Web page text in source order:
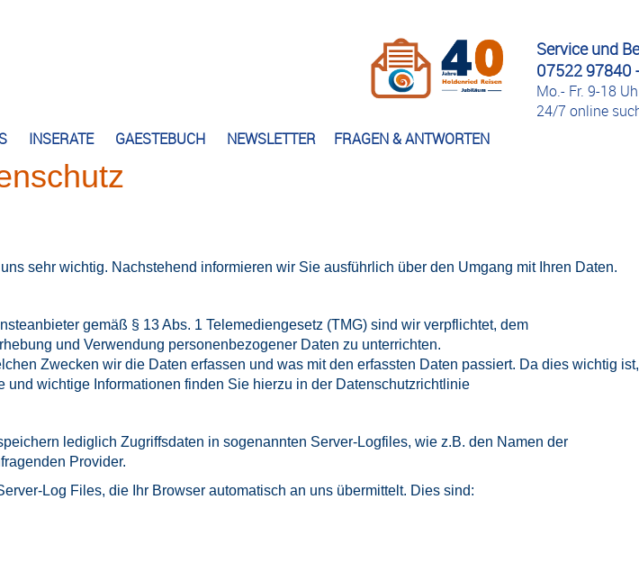
INSERATE GAESTEBUCH NEWSLETTER FRAGEN & ANTWORTEN
Service und
07522 97840
Mo.- Fr. 9-18
24/7 online
sehr wichtig. Nachstehend informieren wir Sie ausführlich über den Umgang mit Ihren Daten.
gemäß § 13 Abs. 1 Telemediengesetz (TMG) sind wir verpflichtet, dem
und Verwendung personenbezogener Daten zu unterrichten.
Zwecken wir die Daten erfassen und was mit den erfassten Daten passiert. Da dies wichtig ist,
wichtige Informationen finden Sie hierzu in der Datenschutzrichtlinie
lediglich Zugriffsdaten in sogenannten Server-Logfiles, wie z.B. den Namen der
Provider.
Log Files, die Ihr Browser automatisch an uns übermittelt. Dies sind: